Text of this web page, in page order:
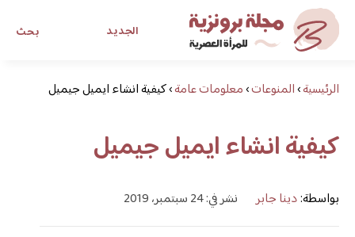
بحث الجديد
مجلة برونزية للفتاة العصرية
ابحث عن أي موضوع يهمك
الرئيسية›المنوعات›معلومات عامة›كيفية انشاء ايميل جيميل
كيفية انشاء ايميل جيميل
بواسطة:دينا جابر نشر في: 24 سبتمبر، 2019